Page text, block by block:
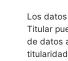
Los
Titular
de datos